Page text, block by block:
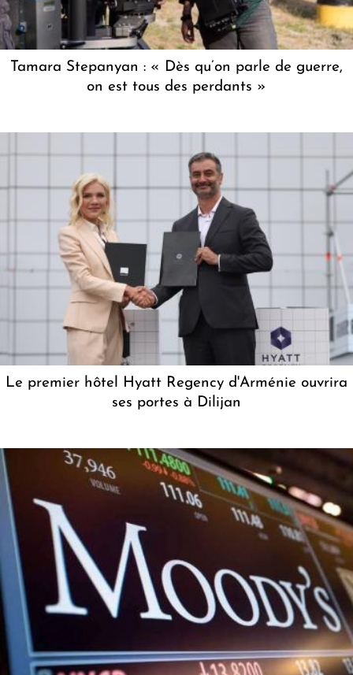
Tamara Stepanyan : « Dès qu’on parle de guerre,
on est tous des perdants »
Le premier hôtel Hyatt Regency d'Arménie ouvrira
ses portes à Dilijan